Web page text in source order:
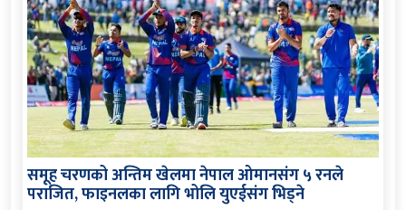
समूह चरणको अन्तिम खेलमा नेपाल ओमानसंग ५ रनले
पराजित, फाइनलका लागि भोलि युएईसंग भिड्ने